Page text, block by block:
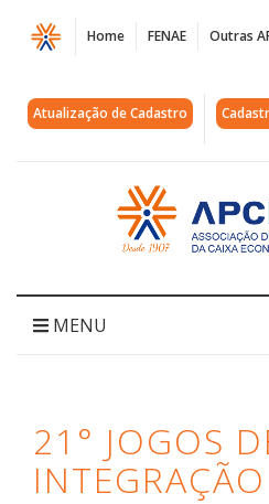
Página
21°
Jogos
integração
Home FENAE Outras
Atualização de Cadastro
Acessar
página
inicial
MENU
21° JOGOS
INTEGRAÇÃO